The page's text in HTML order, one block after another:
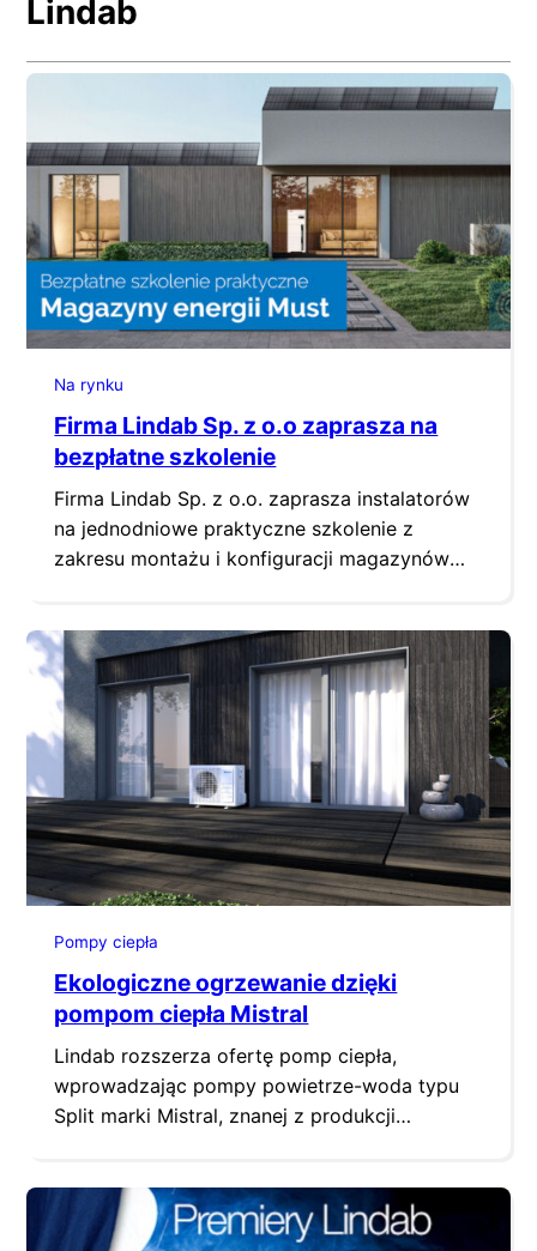
Lindab
Na rynku
Firma Lindab Sp. z o.o zaprasza na
bezpłatne szkolenie
Firma Lindab Sp. z o.o. zaprasza instalatorów
na jednodniowe praktyczne szkolenie z
zakresu montażu i konfiguracji magazynów
(Wieruchów, ul. Sochaczewska 144, 05-850
Ożarów Mazowiecki). Szkolenie prowadzone
będzie przez inżynierów producenta (Must
Energy Technology) oraz doświadczonego
instalatora OZE. Uczestnicy zapoznają się z
charakterystyką urządzeń…
Pompy ciepła
Ekologiczne ogrzewanie dzięki
pompom ciepła Mistral
Lindab rozszerza ofertę pomp ciepła,
wprowadzając pompy powietrze-woda typu
Split marki Mistral, znanej z produkcji
woda to popularne i coraz chętniej wybierane
urządzenia pozwalające ogrzewać domy w